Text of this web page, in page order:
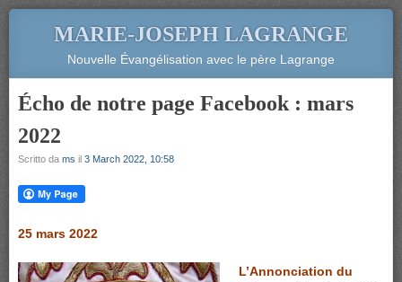
MARIE-JOSEPH LAGRANGE
Nouvelle Évangélisation avec le père Lagrange
Écho de notre page Facebook : mars
2022
Scritto da ms il 3 March 2022, 10:58
25 mars 2022
L’Annonciation du